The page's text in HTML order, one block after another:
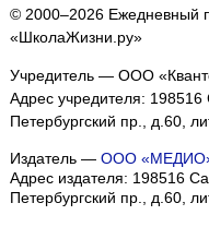
© 2000–2026 Ежедневный
«ШколаЖизни.ру»
Учредитель — ООО
Адрес учредителя: 198516
Петербургский пр., д.60,
Издатель — ООО
Адрес издателя: 198516
Петербургский пр., д.60,